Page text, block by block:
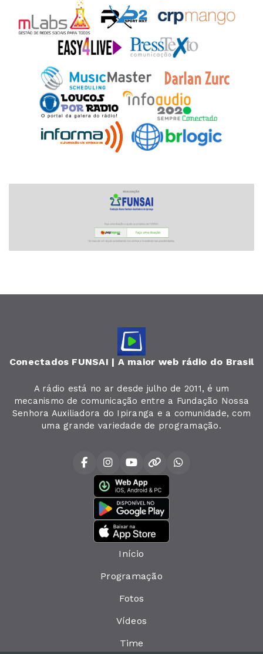
Conectados FUNSAI | A maior web rádio do Brasil
A rádio está no ar desde julho de 2011, é um
mecanismo de comunicação entre a Fundação Nossa
Senhora Auxiliadora do Ipiranga e a comunidade, com
uma grande variedade de programação.
Início
Programação
Fotos
Vídeos
Time